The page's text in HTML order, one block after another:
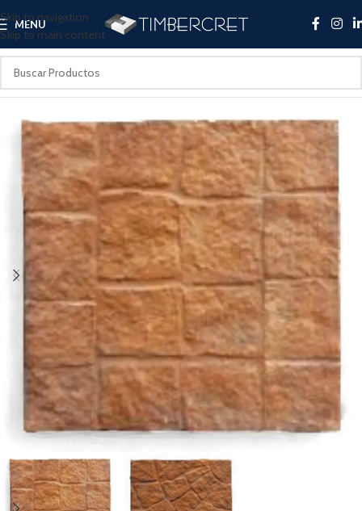
Skip to navigation
Skip to main content
MENU